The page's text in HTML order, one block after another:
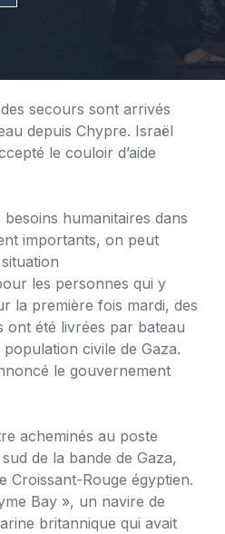
secours sont arrivés
depuis Chypre. Israël
le couloir d’aide
besoins humanitaires dans
importants, on peut
les personnes qui y
la première fois mardi, des
été livrées par bateau
civile de Gaza.
le gouvernement
acheminés au poste
de la bande de Gaza,
Croissant-Rouge égyptien.
Bay », un navire de
britannique qui avait